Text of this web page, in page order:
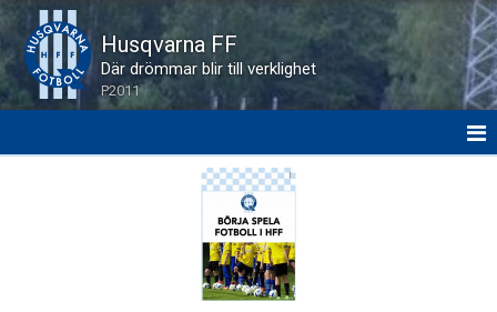
Husqvarna FF
Där drömmar blir till verklighet
P2011